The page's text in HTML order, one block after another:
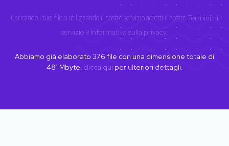
Caricando i tuoi file o utilizzando il nostro servizio accetti il nostroTermini di
servizio e Informativa sulla privacy
Abbiamo già elaborato 376 file con una dimensione totale di
481 Mbyte. clicca qui per ulteriori dettagli.